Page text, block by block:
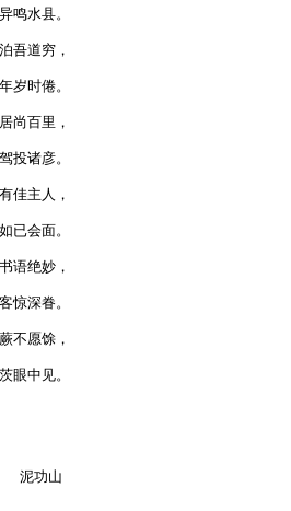
鸣水县。
吾道穷，
岁时倦。
居尚百里，
投诸彦。
佳主人，
已会面。
语绝妙，
惊深眷。
不愿馀，
眼中见。
泥功山